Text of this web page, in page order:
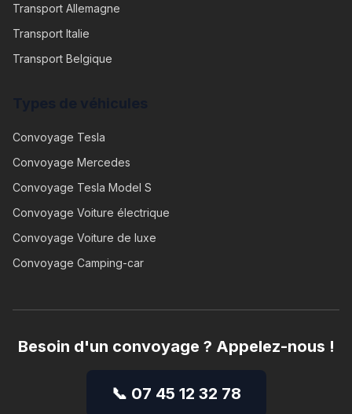
Transport Allemagne
Transport Italie
Transport Belgique
Convoyage Tesla
Convoyage Mercedes
Convoyage Tesla Model S
Convoyage Voiture électrique
Convoyage Voiture de luxe
Convoyage Camping-car
Besoin d'un convoyage ? Appelez-nous !
📞 07 45 12 32 78